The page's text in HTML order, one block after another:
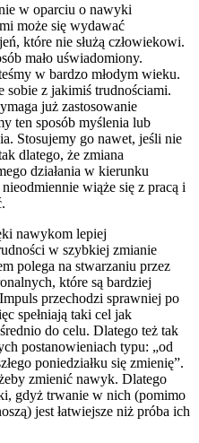
w oparciu o nawyki
może się wydawać
które nie służą człowiekowi.
mało uświadomiony.
w bardzo młodym wieku.
sobie z jakimiś trudnościami.
już zastosowanie
ten sposób myślenia lub
Stosujemy go nawet, jeśli nie
dlatego, że zmiana
działania w kierunku
wiąże się z pracą i
nawykom lepiej
w szybkiej zmianie
polega na stwarzaniu przez
które są bardziej
przechodzi sprawniej po
spełniają taki cel jak
do celu. Dlatego też tak
postanowieniach typu: „od
poniedziałku się zmienię”.
zmienić nawyk. Dlatego
gdyż trwanie w nich (pomimo
jest łatwiejsze niż próba ich